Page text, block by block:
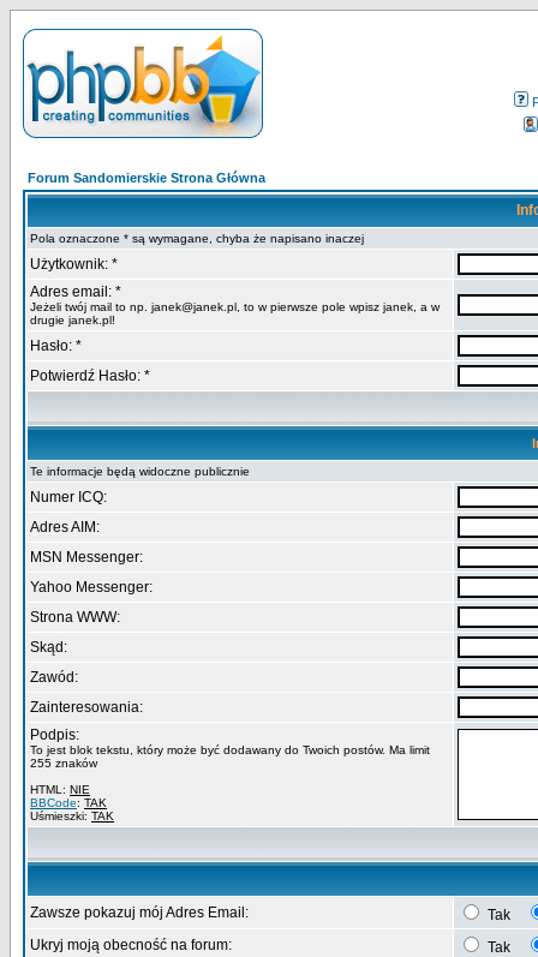
Forum Sandomierskie Strona Główna
Pola oznaczone * są wymagane, chyba że napisano inaczej
Użytkownik: *
Adres email: *
Jeżeli twój mail to np. janek@janek.pl, to w pierwsze pole wpisz janek, a w
drugie janek.pl!
Hasło: *
Potwierdź Hasło: *
Te informacje będą widoczne publicznie
Numer ICQ:
Adres AIM:
MSN Messenger:
Yahoo Messenger:
Strona WWW:
Skąd:
Zawód:
Zainteresowania:
Podpis:
To jest blok tekstu, który może być dodawany do Twoich postów. Ma limit
255 znaków
HTML: NIE
BBCode: TAK
Uśmieszki: TAK
Zawsze pokazuj mój Adres Email:
Tak
Ukryj moją obecność na forum:
Tak